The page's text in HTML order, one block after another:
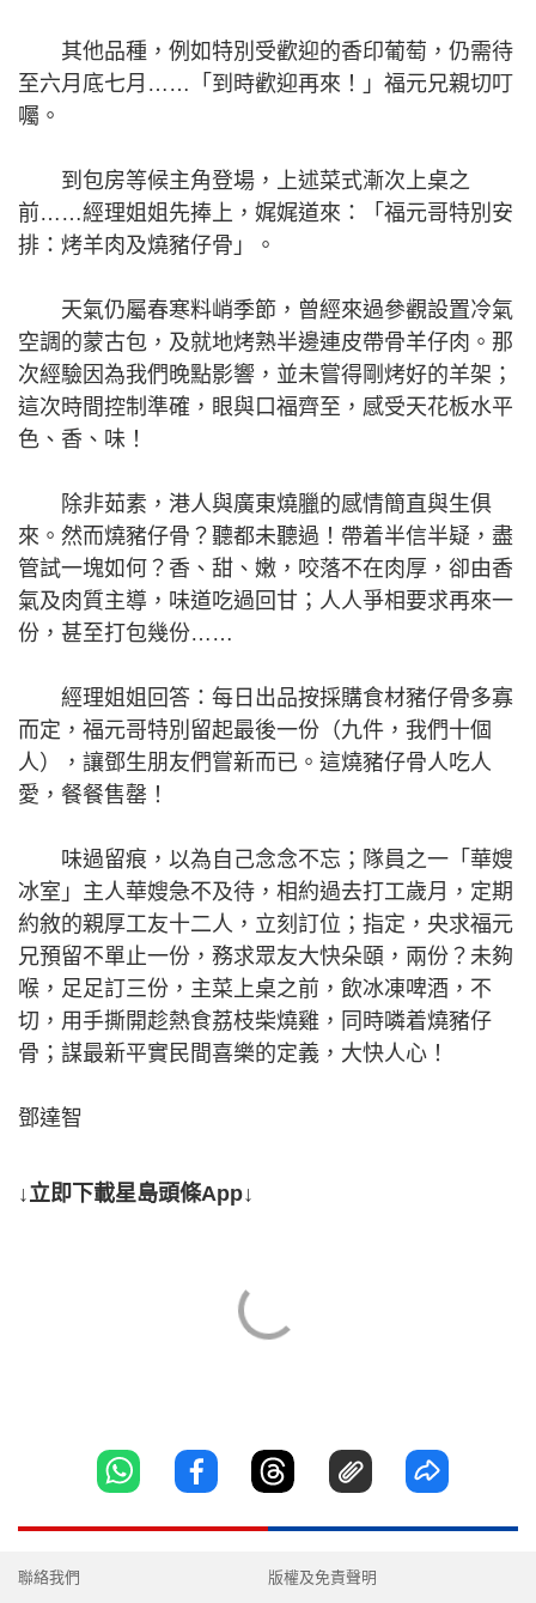
其他品種，例如特別受歡迎的香印葡萄，仍需待
至六月底七月……「到時歡迎再來！」福元兄親切叮
囑。
到包房等候主角登場，上述菜式漸次上桌之
前……經理姐姐先捧上，娓娓道來：「福元哥特別安
排：烤羊肉及燒豬仔骨」。
天氣仍屬春寒料峭季節，曾經來過參觀設置冷氣
空調的蒙古包，及就地烤熟半邊連皮帶骨羊仔肉。那
次經驗因為我們晚點影響，並未嘗得剛烤好的羊架；
這次時間控制準確，眼與口福齊至，感受天花板水平
色、香、味！
除非茹素，港人與廣東燒臘的感情簡直與生俱
來。然而燒豬仔骨？聽都未聽過！帶着半信半疑，盡
管試一塊如何？香、甜、嫩，咬落不在肉厚，卻由香
氣及肉質主導，味道吃過回甘；人人爭相要求再來一
份，甚至打包幾份……
經理姐姐回答：每日出品按採購食材豬仔骨多寡
而定，福元哥特別留起最後一份（九件，我們十個
人），讓鄧生朋友們嘗新而已。這燒豬仔骨人吃人
愛，餐餐售罄！
味過留痕，以為自己念念不忘；隊員之一「華嫂
冰室」主人華嫂急不及待，相約過去打工歲月，定期
約敘的親厚工友十二人，立刻訂位；指定，央求福元
兄預留不單止一份，務求眾友大快朵頤，兩份？未夠
喉，足足訂三份，主菜上桌之前，飲冰凍啤酒，不
切，用手撕開趁熱食荔枝柴燒雞，同時噒着燒豬仔
骨；謀最新平實民間喜樂的定義，大快人心！
鄧達智
↓立即下載星島頭條App↓
聯絡我們 版權及免責聲明